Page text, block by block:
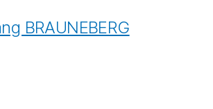
BRAUNEBERG